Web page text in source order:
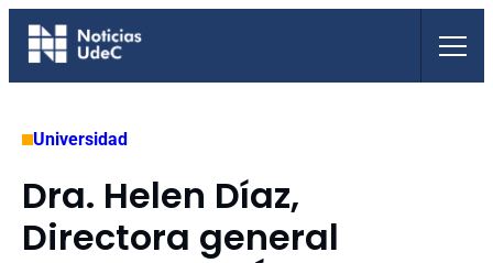
Saltar
Universidad
Dra. Helen Díaz,
Directora general